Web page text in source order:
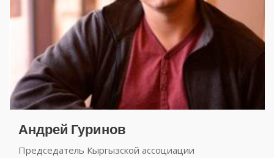
Андрей Гуринов
Председатель Кыргызской ассоциации